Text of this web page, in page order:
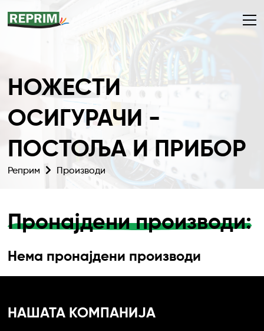
НОЖЕСТИ
ОСИГУРАЧИ -
ПОСТОЉА И ПРИБОР
Реприм Производи
Пронајдени производи:
Нема пронајдени производи
НАШАТА КОМПАНИЈА